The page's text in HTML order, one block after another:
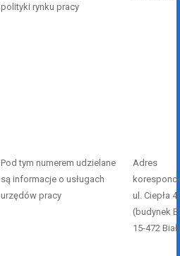
polityki rynku pracy
Pod tym numerem udzielane
są informacje o usługach
urzędów pracy
Adres
ul. Ciepła
(budynek
15-472